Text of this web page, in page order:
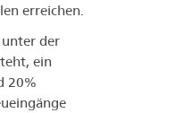
erreichen.
der
ein
20%